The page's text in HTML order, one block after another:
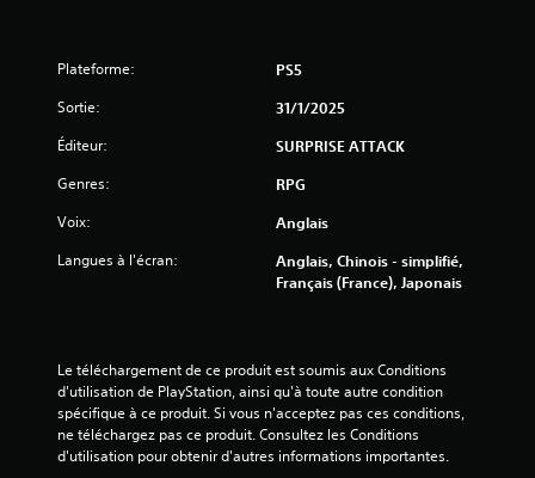
s
a
p
e
r
s
i
m
n
Plateforme: PS5
Sortie: 31/1/2025
Éditeur: SURPRISE ATTACK
Genres: RPG
Voix: Anglais
Langues à l'écran:
Anglais, Chinois - simplifié,
Français (France), Japonais
Le téléchargement de ce produit est soumis aux Conditions
d'utilisation de PlayStation, ainsi qu'à toute autre condition
spécifique à ce produit. Si vous n'acceptez pas ces conditions,
ne téléchargez pas ce produit. Consultez les Conditions
d'utilisation pour obtenir d'autres informations importantes.